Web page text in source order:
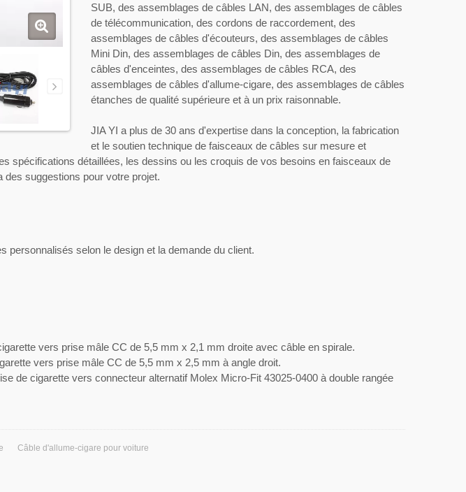
SUB, des assemblages de câbles LAN, des assemblages de câbles
de télécommunication, des cordons de raccordement, des
assemblages de câbles d'écouteurs, des assemblages de câbles
Mini Din, des assemblages de câbles Din, des assemblages de
câbles d'enceintes, des assemblages de câbles RCA, des
assemblages de câbles d'allume-cigare, des assemblages de câbles
étanches de qualité supérieure et à un prix raisonnable.
JIA YI a plus de 30 ans d'expertise dans la conception, la fabrication
et le soutien technique de faisceaux de câbles sur mesure et
spécifications détaillées, les dessins ou les croquis de vos besoins en faisceaux de
suggestions pour votre projet.
personnalisés selon le design et la demande du client.
vers prise mâle CC de 5,5 mm x 2,1 mm droite avec câble en spirale.
vers prise mâle CC de 5,5 mm x 2,5 mm à angle droit.
de cigarette vers connecteur alternatif Molex Micro-Fit 43025-0400 à double rangée
Câble d'allume-cigare pour voiture